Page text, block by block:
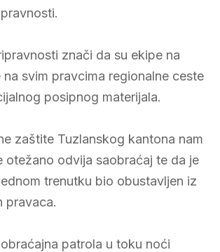
znači da su ekipe na
na svim pravcima regionalne ceste
posipnog materijala.
zaštite Tuzlanskog kantona nam
otežano odvija saobraćaj te da je
trenutku bio obustavljen iz
pravaca.
patrola u toku noći